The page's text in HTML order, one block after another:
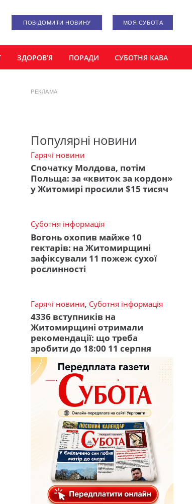
ПОВІДОМИТИ НОВИНУ МОЯ СУБОТА
ЗДОРОВ’Я ПОРАДИ СУБОТНЯ КАВА
РЕКЛАМА
Популярні новини
Гарячі новини
Спочатку Молдова, потім
Польща: за «квиток за кордон»
у Житомирі просили $15 тисяч
Суботня інформація
Вогонь охопив майже 10
гектарів: на Житомирщині
зафіксували 11 пожеж сухої
рослинності
Гарячі новини, Суботня інформація
4336 вступників на
Житомирщині отримали
рекомендації: що треба
зробити до 18:00 11 серпня